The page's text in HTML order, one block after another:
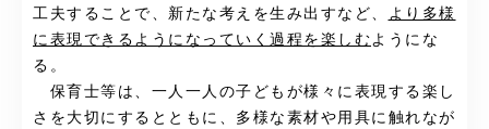
工夫することで、新たな考えを生み出すなど、
より多様
に表現できるようになっていく過程を楽しむ ようにな
る。
保育士等は、一人一人の子どもが様々に表現する楽し
さを大切にするとともに、多様な素材や用具に触れなが